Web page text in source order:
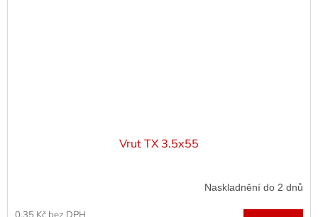
Vrut TX 3.5x55
Naskladnění do 2 dnů
0,35 Kč bez DPH